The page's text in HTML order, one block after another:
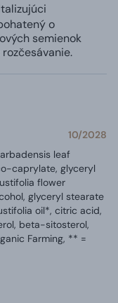
o
semienok
rozčesávanie.
10/2028
leaf
caprylate, glyceryl
flower
glyceryl stearate
oil*, citric acid,
beta-sitosterol,
Farming, ** =